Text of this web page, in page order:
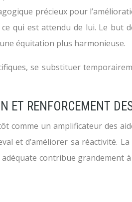
précieux pour
qui est attendu de lui. Le but
équitation plus harmonieuse.
se substituer
ET RENFORCEMENT
un amplificateur des
et d’améliorer sa réactivité.
contribue grandement